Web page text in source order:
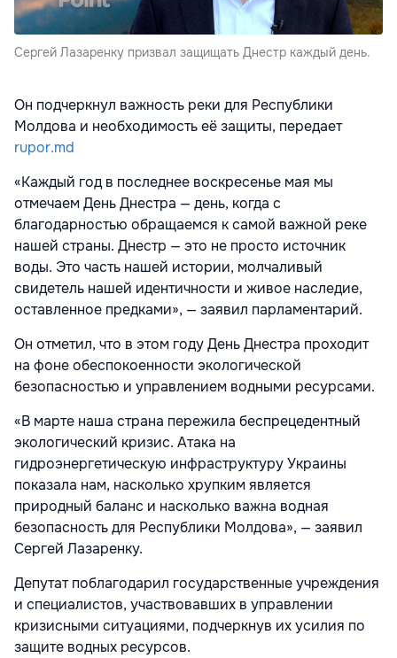
Сергей Лазаренку призвал защищать Днестр каждый день.
Он подчеркнул важность реки для Республики
Молдова и необходимость её защиты, передает
rupor.md
«Каждый год в последнее воскресенье мая мы
отмечаем День Днестра — день, когда с
благодарностью обращаемся к самой важной реке
нашей страны. Днестр — это не просто источник
воды. Это часть нашей истории, молчаливый
свидетель нашей идентичности и живое наследие,
оставленное предками», — заявил парламентарий.
Он отметил, что в этом году День Днестра проходит
на фоне обеспокоенности экологической
безопасностью и управлением водными ресурсами.
«В марте наша страна пережила беспрецедентный
экологический кризис. Атака на
гидроэнергетическую инфраструктуру Украины
показала нам, насколько хрупким является
природный баланс и насколько важна водная
безопасность для Республики Молдова», — заявил
Сергей Лазаренку.
Депутат поблагодарил государственные учреждения
и специалистов, участвовавших в управлении
кризисными ситуациями, подчеркнув их усилия по
защите водных ресурсов.